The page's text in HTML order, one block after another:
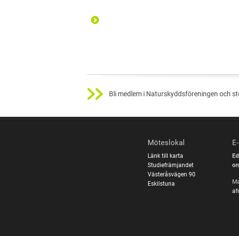
Bli medlem i Naturskyddsföreningen och
Möteslokal
Länk till karta
Studiefrämjandet
Västeråsvägen 90
Eskilstuna